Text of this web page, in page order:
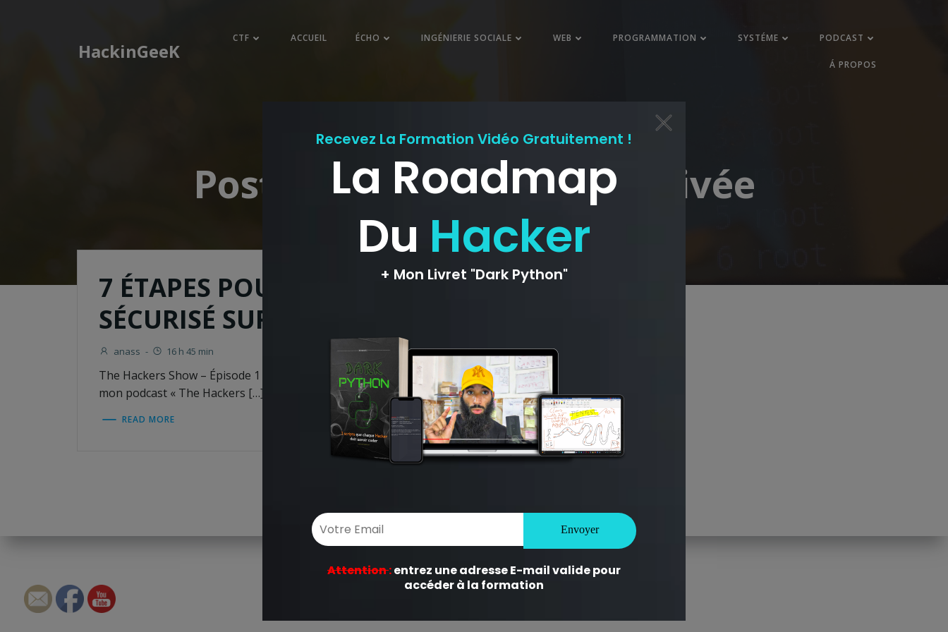
HackinGeeK
CTF ACCUEIL ÉCHO INGÉNIERIE SOCIALE WEB PROGRAMMATION SYSTÉME PODCAST
Á PROPOS
Posts in protéger sa vie privée
7 ÉTAPES POUR ÊTRE
SÉCURISÉ SUR INTERNET
anass - 16 h 45 min
The Hackers Show – Épisode 1 Dans ce premier épisode de
mon podcast « The Hackers […]
READ MORE